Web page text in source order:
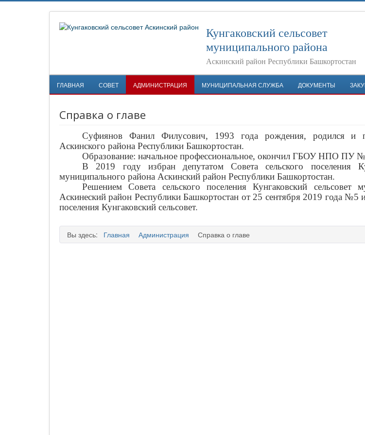
Кунгаковский сельсовет
муниципального района
Аскинский район Республики Башкортостан
ГЛАВНАЯ СОВЕТ АДМИНИСТРАЦИЯ МУНИЦИПАЛЬНАЯ СЛУЖБА ДОКУМЕНТЫ
Справка о главе
Суфиянов Фанил Филусович, 1993 года рождения, родился и
Аскинского района Республики Башкортостан.
Образование: начальное профессиональное, окончил ГБОУ НПО ПУ
В 2019 году избран депутатом Совета сельского поселения
муниципального района Аскинский район Республики Башкортостан.
Решением Совета сельского поселения Кунгаковский сельсовет
Аскинеский район Республики Башкортостан от 25 сентября 2019 года №5
поселения Кунгаковский сельсовет.
Вы здесь: Главная Администрация Справка о главе